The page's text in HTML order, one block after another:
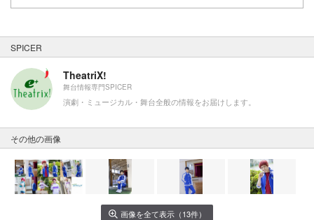
SPICER
TheatriX!
舞台情報専門SPICER
演劇・ミュージカル・舞台全般の情報をお届けします。
その他の画像
画像を全て表示（13件）